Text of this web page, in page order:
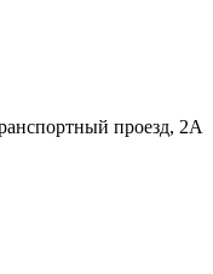
проезд, 2А